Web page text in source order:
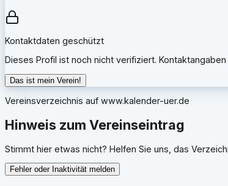
Kontaktdaten geschützt
Dieses Profil ist noch nicht verifiziert.
Das ist mein Verein!
Vereinsverzeichnis auf www.kalender-uer.de
Hinweis zum Vereinseintrag
Stimmt hier etwas nicht? Helfen Sie uns, das
Fehler oder Inaktivität melden